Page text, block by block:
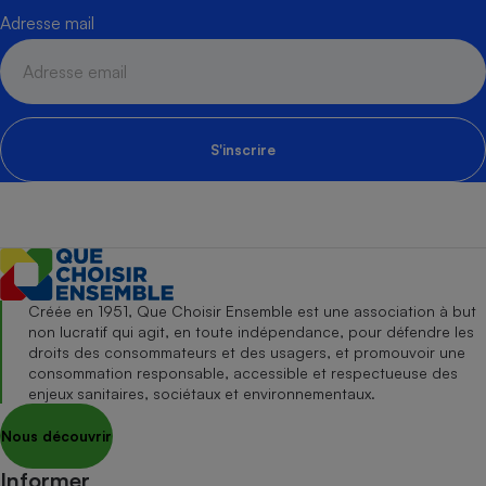
Adresse mail
S'inscrire
Créée en 1951, Que Choisir Ensemble est une association à but
non lucratif qui agit, en toute indépendance, pour défendre les
droits des consommateurs et des usagers, et promouvoir une
consommation responsable, accessible et respectueuse des
enjeux sanitaires, sociétaux et environnementaux.
Nous découvrir
Informer